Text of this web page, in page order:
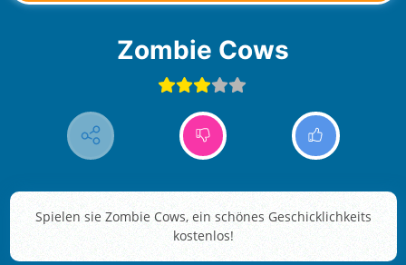
Zombie Cows
Spielen sie Zombie Cows, ein schönes Geschicklichkeits
kostenlos!